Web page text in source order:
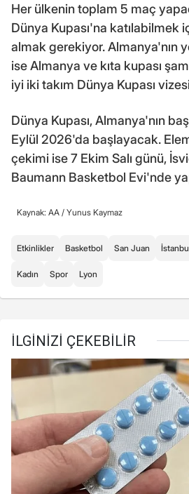
Her ülkenin toplam 5 maç
Dünya Kupası'na katılabilmek
almak gerekiyor. Almanya'nın
ise Almanya ve kıta kupası
iyi iki takım Dünya Kupası
Dünya Kupası, Almanya'nın
Eylül 2026'da başlayacak.
çekimi ise 7 Ekim Salı günü,
Baumann Basketbol Evi'nde
Kaynak: AA / Yunus Kaymaz
Etkinlikler Basketbol San Juan
Kadın Spor Lyon